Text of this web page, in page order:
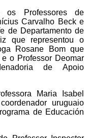
os Professores de
Carvalho Beck e
de Departamento de
que representou o
Rosane Bom que
o Professor Deomar
de Apoio
Maria Isabel
uruguaio
de Educación